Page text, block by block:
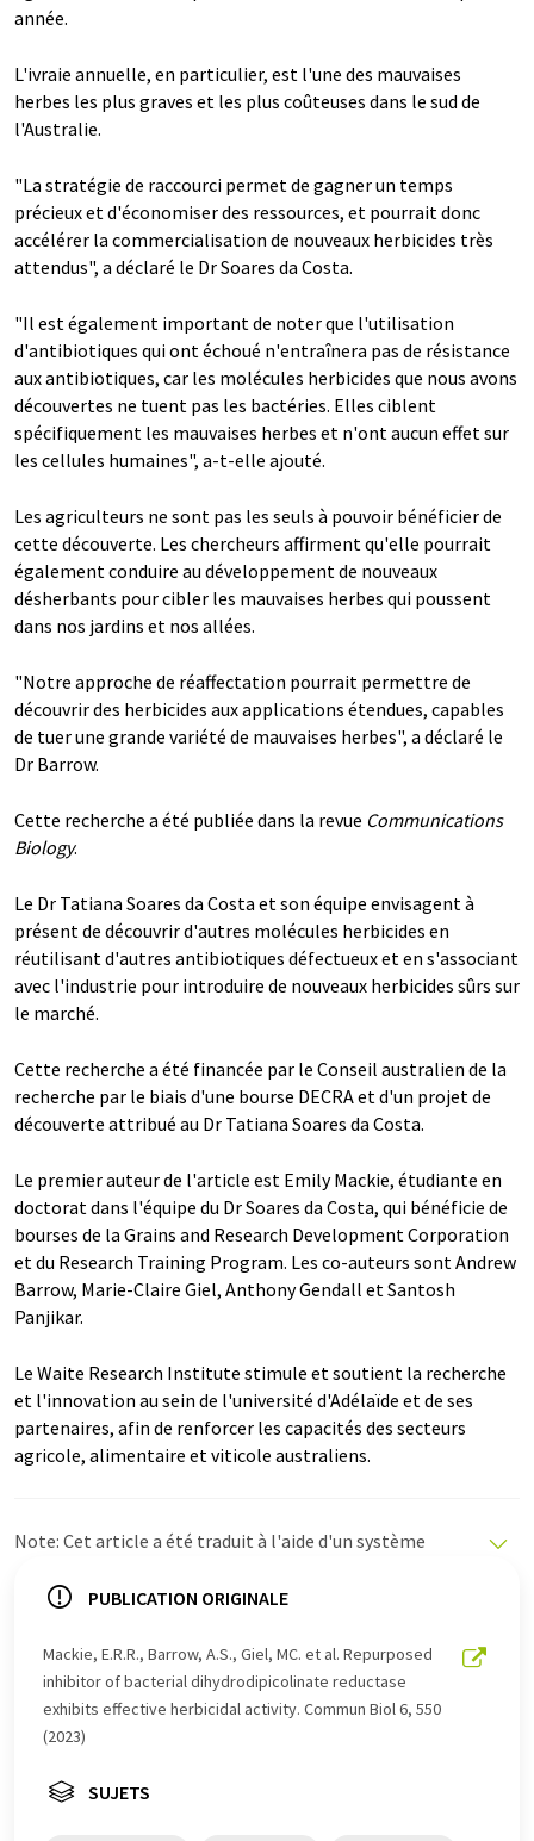
année.
L'ivraie annuelle, en particulier, est l'une des mauvaises
herbes les plus graves et les plus coûteuses dans le sud de
l'Australie.
"La stratégie de raccourci permet de gagner un temps
précieux et d'économiser des ressources, et pourrait donc
accélérer la commercialisation de nouveaux herbicides très
attendus", a déclaré le Dr Soares da Costa.
"Il est également important de noter que l'utilisation
d'antibiotiques qui ont échoué n'entraînera pas de résistance
aux antibiotiques, car les molécules herbicides que nous avons
découvertes ne tuent pas les bactéries. Elles ciblent
spécifiquement les mauvaises herbes et n'ont aucun effet sur
les cellules humaines", a-t-elle ajouté.
Les agriculteurs ne sont pas les seuls à pouvoir bénéficier de
cette découverte. Les chercheurs affirment qu'elle pourrait
également conduire au développement de nouveaux
désherbants pour cibler les mauvaises herbes qui poussent
dans nos jardins et nos allées.
"Notre approche de réaffectation pourrait permettre de
découvrir des herbicides aux applications étendues, capables
de tuer une grande variété de mauvaises herbes", a déclaré le
Dr Barrow.
Cette recherche a été publiée dans la revue Communications
Biology.
Le Dr Tatiana Soares da Costa et son équipe envisagent à
présent de découvrir d'autres molécules herbicides en
réutilisant d'autres antibiotiques défectueux et en s'associant
avec l'industrie pour introduire de nouveaux herbicides sûrs sur
le marché.
Cette recherche a été financée par le Conseil australien de la
recherche par le biais d'une bourse DECRA et d'un projet de
découverte attribué au Dr Tatiana Soares da Costa.
Le premier auteur de l'article est Emily Mackie, étudiante en
doctorat dans l'équipe du Dr Soares da Costa, qui bénéficie de
bourses de la Grains and Research Development Corporation
et du Research Training Program. Les co-auteurs sont Andrew
Barrow, Marie-Claire Giel, Anthony Gendall et Santosh
Panjikar.
Le Waite Research Institute stimule et soutient la recherche
et l'innovation au sein de l'université d'Adélaïde et de ses
partenaires, afin de renforcer les capacités des secteurs
agricole, alimentaire et viticole australiens.
Note: Cet article a été traduit à l'aide d'un système
propose ces traductions automatiques pour présenter
été traduit avec traduction automatique, il est possible
qu'il contienne des erreurs de vocabulaire, de syntaxe ou
de grammaire. L'article original dans Anglais peut être
trouvéici
PUBLICATION ORIGINALE
Mackie, E.R.R., Barrow, A.S., Giel, MC. et al. Repurposed
inhibitor of bacterial dihydrodipicolinate reductase
exhibits effective herbicidal activity. Commun Biol 6, 550
(2023)
SUJETS